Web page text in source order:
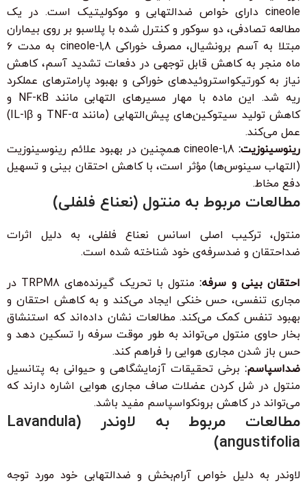
cineole دارای خواص ضدالتهابی و موکولیتیک است. در یک
مطالعه تصادفی، دو سوکور و کنترل شده با پلاسبو بر روی بیماران
مبتلا به آسم برونشیال، مصرف خوراکی 1,8-cineole به مدت ۶
ماه منجر به کاهش قابل توجهی در دفعات تشدید آسم، کاهش
نیاز به کورتیکواستروئیدهای خوراکی و بهبود پارامترهای عملکرد
ریه شد. این ماده با مهار مسیرهای التهابی مانند NF-κB و
کاهش تولید سیتوکین‌های پیش‌التهابی (مانند TNF-α و IL-1β)
عمل می‌کند.
رینوسینوزیت:
1,8-cineole همچنین در بهبود علائم رینوسینوزیت
(التهاب سینوس‌ها) مؤثر است، با کاهش احتقان بینی و تسهیل
دفع مخاط.
مطالعات مربوط به منتول (نعناع فلفلی)
منتول، ترکیب اصلی اسانس نعناع فلفلی، به دلیل اثرات
ضداحتقان و ضدسرفه‌ی خود شناخته شده است.
احتقان بینی و سرفه:
منتول با تحریک گیرنده‌های TRPM8 در
مجاری تنفسی، حس خنکی ایجاد می‌کند و به کاهش احتقان و
بهبود تنفس کمک می‌کند. مطالعات نشان داده‌اند که استنشاق
بخار حاوی منتول می‌تواند به طور موقت سرفه را تسکین دهد و
حس باز شدن مجاری هوایی را فراهم کند.
ضداسپاسم: برخی تحقیقات آزمایشگاهی و حیوانی به پتانسیل
منتول در شل کردن عضلات صاف مجاری هوایی اشاره دارند که
می‌تواند در کاهش برونکواسپاسم مفید باشد.
مطالعات مربوط به لاوندر (Lavandula
angustifolia)
لاوندر به دلیل خواص آرام‌بخش و ضدالتهابی خود مورد توجه